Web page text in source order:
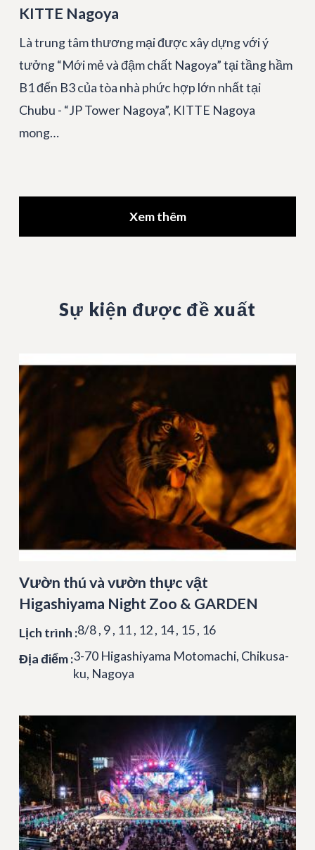
KITTE Nagoya
Là trung tâm thương mại được xây dựng với ý
tưởng “Mới mẻ và đậm chất Nagoya” tại tầng hầm
B1 đến B3 của tòa nhà phức hợp lớn nhất tại
Chubu - “JP Tower Nagoya”, KITTE Nagoya
mong…
Xem thêm
Sự kiện được đề xuất
Vườn thú và vườn thực vật
Higashiyama Night Zoo & GARDEN
Lịch trình :8/8 , 9 , 11 , 12 , 14 , 15 , 16
Địa điểm :3-70 Higashiyama Motomachi, Chikusa-
ku, Nagoya